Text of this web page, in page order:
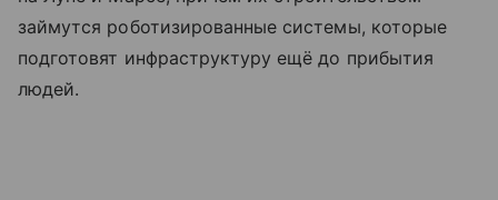
займутся роботизированные системы, которые
подготовят инфраструктуру ещё до прибытия
людей.